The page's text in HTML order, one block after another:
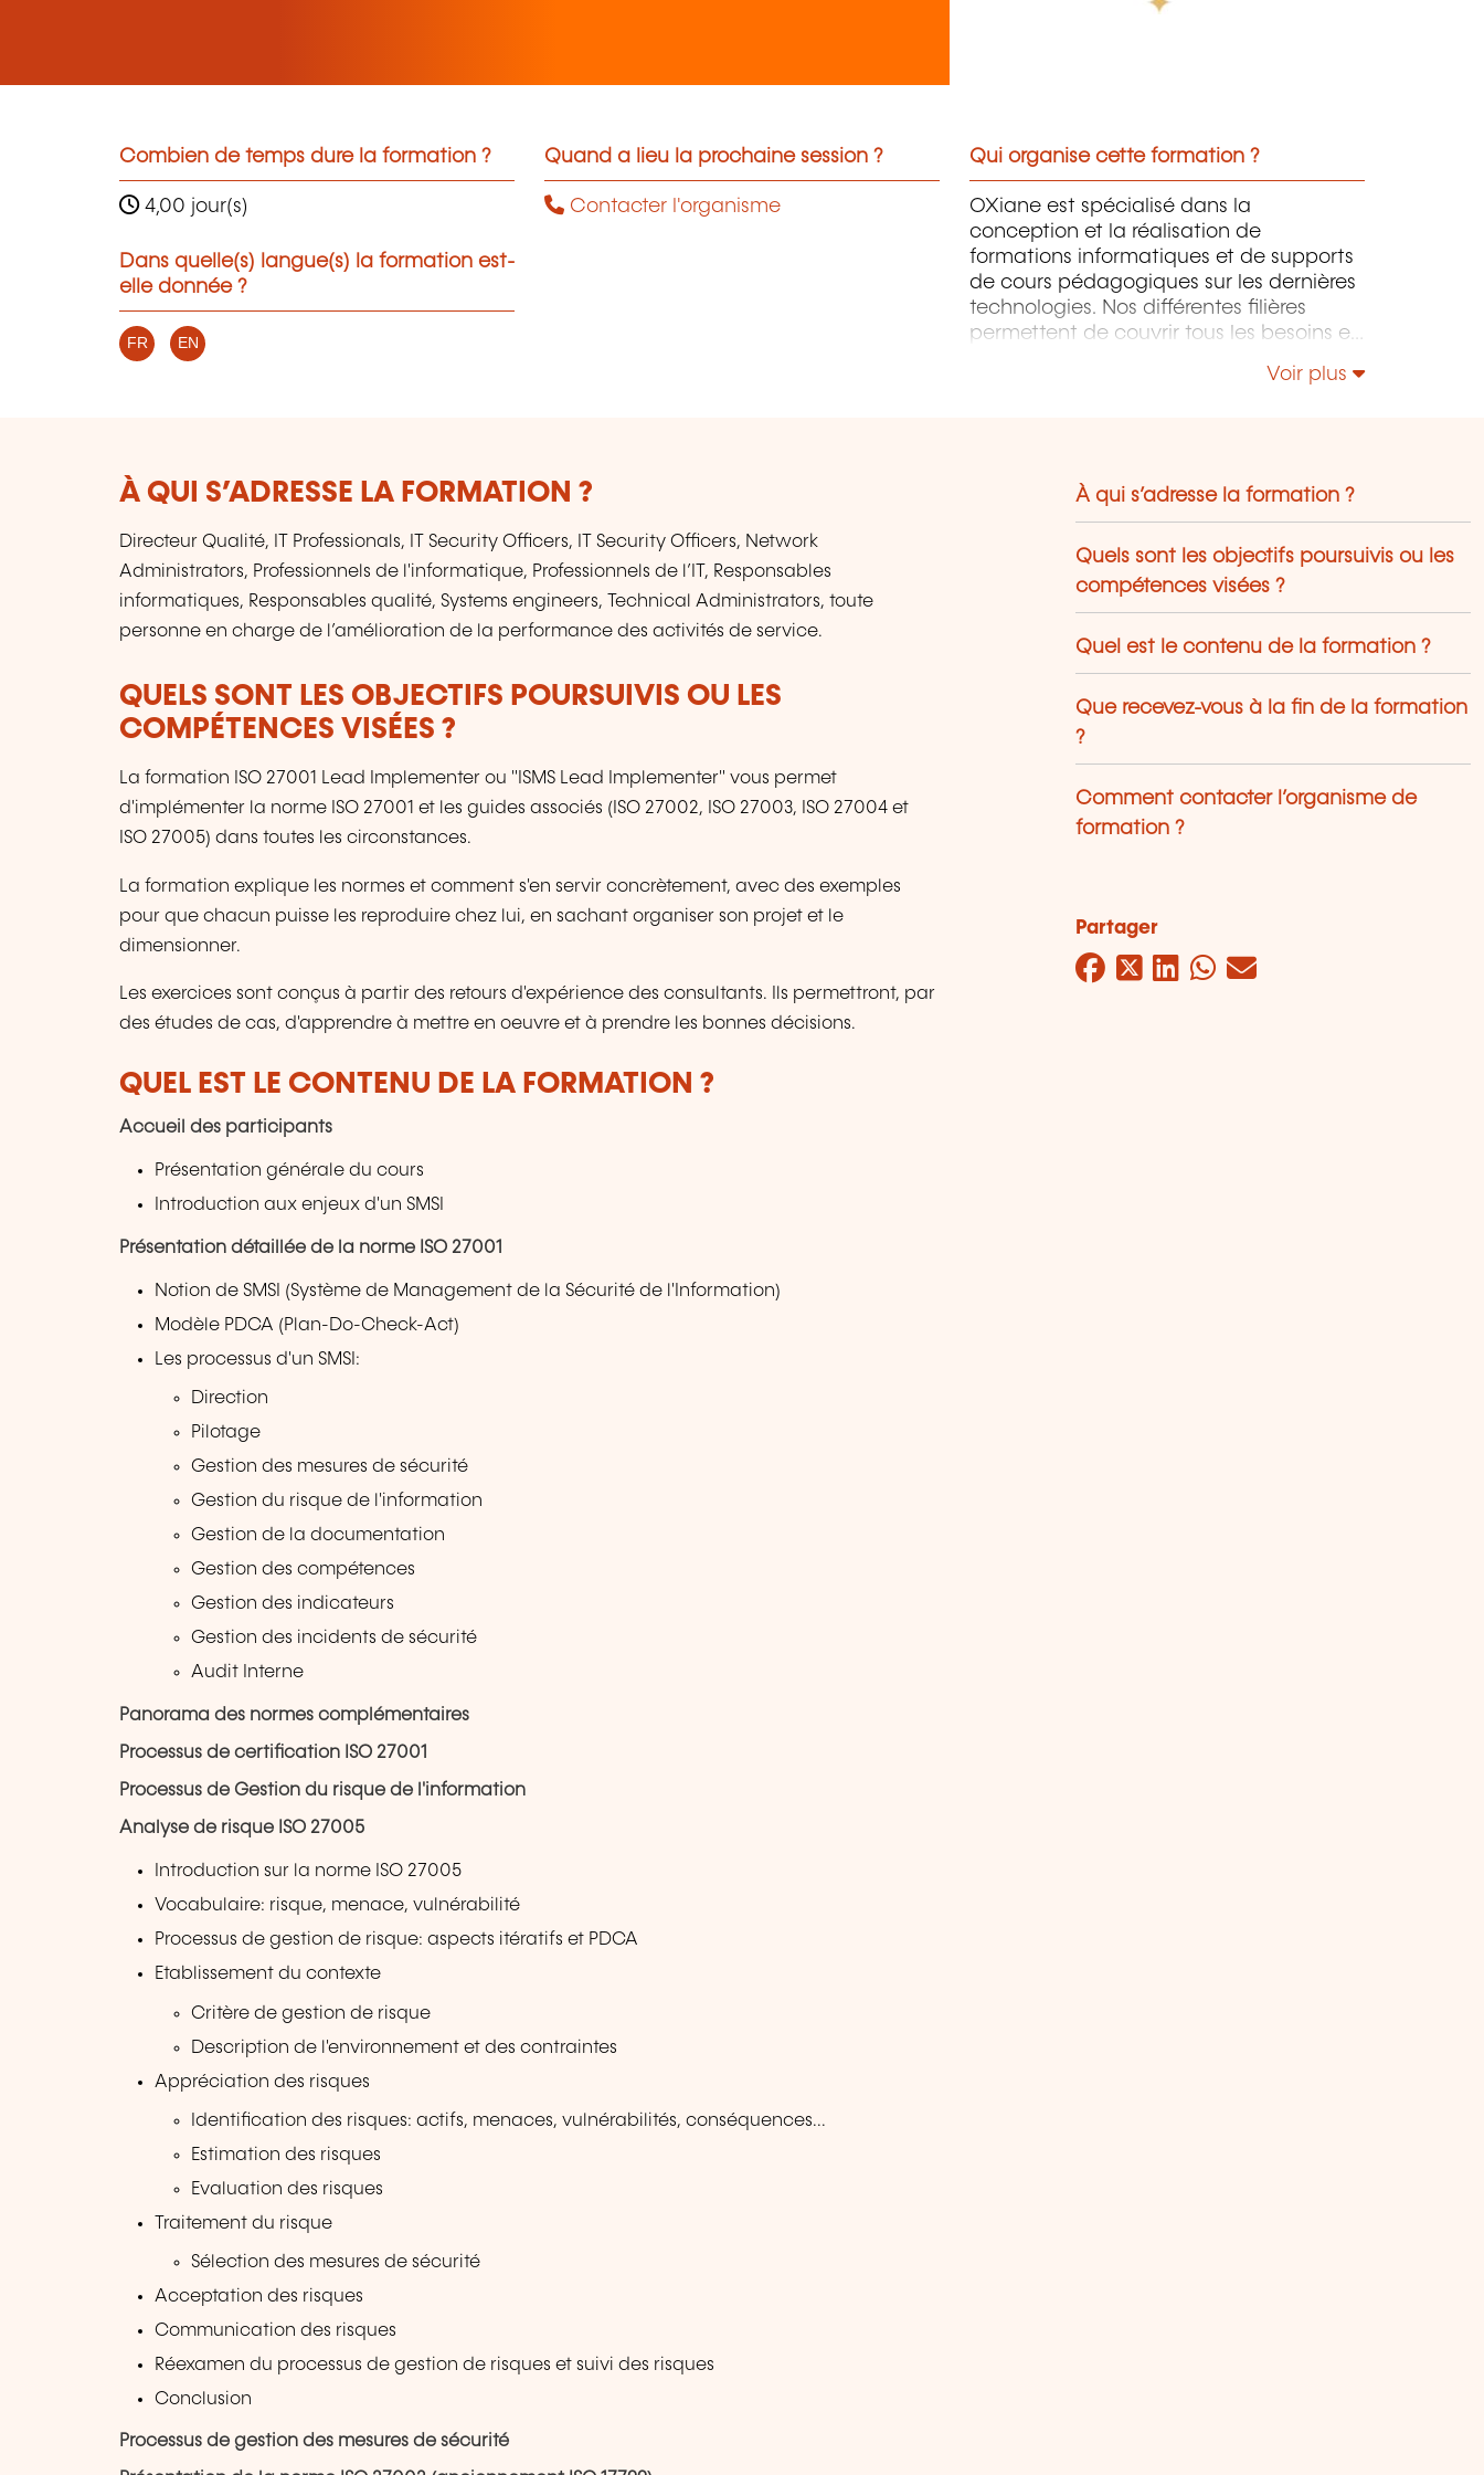
Combien de temps dure la formation ?
4,00 jour(s)
Dans quelle(s) langue(s) la formation est-
elle donnée ?
FR EN
Quand a lieu la prochaine session ?
Contacter l'organisme
Qui organise cette formation ?
OXiane est spécialisé dans la
conception et la réalisation de
formations informatiques et de supports
de cours pédagogiques sur les dernières
technologies. Nos différentes filières
permettent de couvrir tous les besoins en
mais également "Utilisateurs" et "Soft
Voir plus
À QUI S’ADRESSE LA FORMATION ?
Directeur Qualité, IT Professionals, IT Security Officers, IT Security Officers, Network
Administrators, Professionnels de l'informatique, Professionnels de l’IT, Responsables
informatiques, Responsables qualité, Systems engineers, Technical Administrators, toute
personne en charge de l’amélioration de la performance des activités de service.
QUELS SONT LES OBJECTIFS POURSUIVIS OU LES
COMPÉTENCES VISÉES ?
La formation ISO 27001 Lead Implementer ou "ISMS Lead Implementer" vous permet
d'implémenter la norme ISO 27001 et les guides associés (ISO 27002, ISO 27003, ISO 27004 et
ISO 27005) dans toutes les circonstances.
La formation explique les normes et comment s'en servir concrètement, avec des exemples
pour que chacun puisse les reproduire chez lui, en sachant organiser son projet et le
dimensionner.
Les exercices sont conçus à partir des retours d'expérience des consultants. Ils permettront, par
des études de cas, d'apprendre à mettre en oeuvre et à prendre les bonnes décisions.
QUEL EST LE CONTENU DE LA FORMATION ?
Accueil des participants
Présentation générale du cours
Introduction aux enjeux d'un SMSI
Présentation détaillée de la norme ISO 27001
Notion de SMSI (Système de Management de la Sécurité de l'Information)
Modèle PDCA (Plan-Do-Check-Act)
Les processus d'un SMSI:
Direction
Pilotage
Gestion des mesures de sécurité
Gestion du risque de l'information
Gestion de la documentation
Gestion des compétences
Gestion des indicateurs
Gestion des incidents de sécurité
Audit Interne
Panorama des normes complémentaires
Processus de certification ISO 27001
Processus de Gestion du risque de l'information
Analyse de risque ISO 27005
Introduction sur la norme ISO 27005
Vocabulaire: risque, menace, vulnérabilité
Processus de gestion de risque: aspects itératifs et PDCA
Etablissement du contexte
Critère de gestion de risque
Description de l'environnement et des contraintes
Appréciation des risques
Identification des risques: actifs, menaces, vulnérabilités, conséquences...
Estimation des risques
Evaluation des risques
Traitement du risque
Sélection des mesures de sécurité
Acceptation des risques
Communication des risques
Réexamen du processus de gestion de risques et suivi des risques
Conclusion
Processus de gestion des mesures de sécurité
À qui s’adresse la formation ?
Quels sont les objectifs poursuivis ou les
compétences visées ?
Quel est le contenu de la formation ?
Que recevez-vous à la fin de la formation
?
Comment contacter l’organisme de
formation ?
Partager
Facebook
Twitter
LinkedIn
WhatsApp
Mail